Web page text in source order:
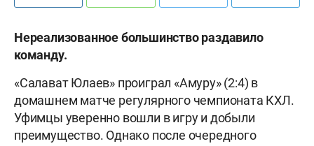
Нереализованное большинство раздавило
команду.
«Салават Юлаев» проиграл «Амуру» (2:4) в
домашнем матче регулярного чемпионата КХЛ.
Уфимцы уверенно вошли в игру и добыли
преимущество. Однако после очередного